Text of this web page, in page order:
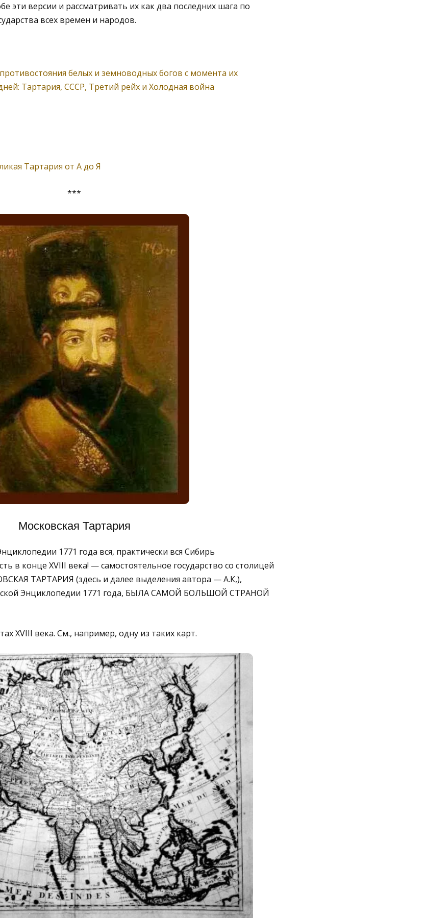
эти версии и рассматривать их как два последних шага по
всех времен и народов.
белых и земноводных богов с момента их
Тартария, СССР, Третий рейх и Холодная война
Тартария от А до Я
***
Московская Тартария
1771 года вся, практически вся Сибирь
в конце XVIII века! — самостоятельное государство со столицей
ТАРТАРИЯ (здесь и далее выделения автора — А.К,),
Энциклопедии 1771 года, БЫЛА САМОЙ БОЛЬШОЙ СТРАНОЙ
XVIII века. См., например, одну из таких карт.